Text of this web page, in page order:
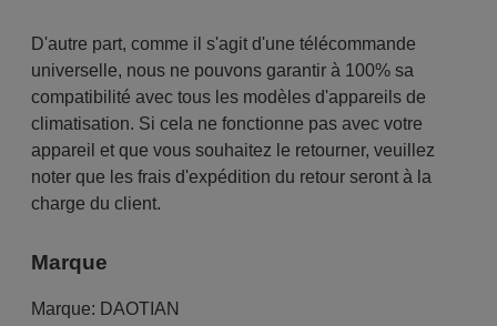
D'autre part, comme il s'agit d'une télécommande
universelle, nous ne pouvons garantir à 100% sa
compatibilité avec tous les modèles d'appareils de
climatisation. Si cela ne fonctionne pas avec votre
appareil et que vous souhaitez le retourner, veuillez
noter que les frais d'expédition du retour seront à la
charge du client.
Marque
Marque: DAOTIAN